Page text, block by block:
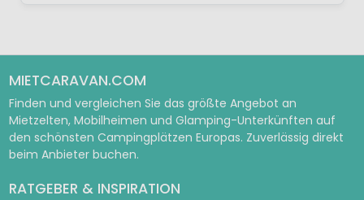
MIETCARAVAN.COM
Finden und vergleichen Sie das größte Angebot an
Mietzelten, Mobilheimen und Glamping-Unterkünften auf
den schönsten Campingplätzen Europas. Zuverlässig direkt
beim Anbieter buchen.
RATGEBER & INSPIRATION